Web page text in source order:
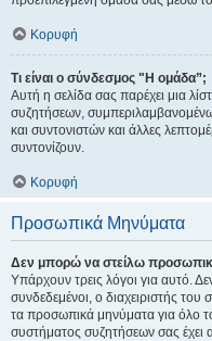
Κορυφή
Τι είναι ο σύνδεσμος "Η ομάδα”;
Αυτή η σελίδα σας παρέχει μια
συζητήσεων,
και συντονιστών και άλλες
συντονίζουν.
Κορυφή
Προσωπικά Μηνύματα
Δεν μπορώ να στείλω
Υπάρχουν τρεις λόγοι για αυτό.
συνδεδεμένοι, ο διαχειριστής
τα προσωπικά μηνύματα για όλο
συστήματος συζητήσεων σας